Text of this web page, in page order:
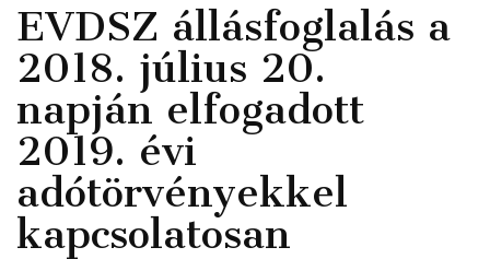
EVDSZ állásfoglalás a
2018. július 20.
napján elfogadott
2019. évi
adótörvényekkel
kapcsolatosan